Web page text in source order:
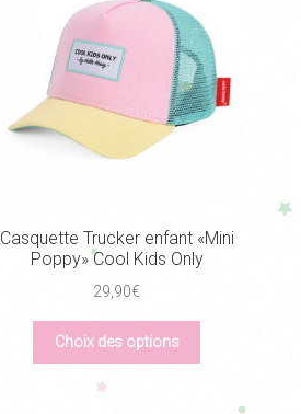
Casquette Trucker enfant «Mini
Poppy» Cool Kids Only
29,90€
Choix des options
plusieurs